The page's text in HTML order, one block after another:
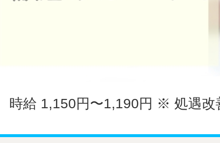
時給 1,150円〜1,190円 ※ 処遇改